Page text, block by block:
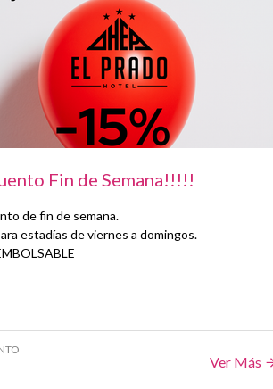
Fin de Semana!!!!!
de fin de semana.
estadías de viernes a domingos.
Ver Más